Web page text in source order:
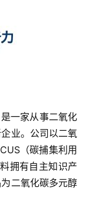
一家从事二氧化
业。公司以二氧
（碳捕集利用
拥有自主知识产
二氧化碳多元醇